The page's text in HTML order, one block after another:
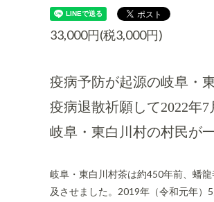
33,000円(税3,000円)
疫病予防が起源の岐阜・
疫病退散祈願して2022年
岐阜・東白川村の村民が
岐阜・東白川村茶は約450年前、蟠
及させました。2019年（令和元年）